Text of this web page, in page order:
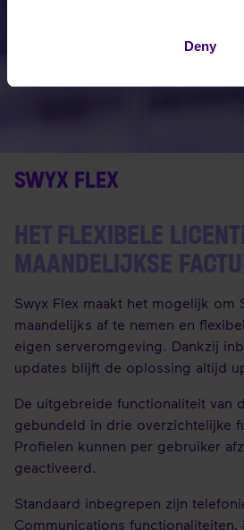
Deny
SWYX FLEX
HET FLEXIBELE
MAANDELIJKSE
Swyx Flex maakt het mogelijk om
maandelijks af te nemen en
eigen serveromgeving. Dankzij
updates blijft de oplossing altijd
De uitgebreide functionaliteit van
gebundeld in drie overzichtelijke
Profielen kunnen per gebruiker
geactiveerd.
Standaard inbegrepen zijn
Communications